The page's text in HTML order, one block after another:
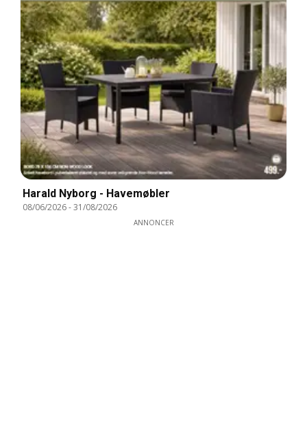
Harald Nyborg - Havemøbler
08/06/2026-31/08/2026
ANNONCER